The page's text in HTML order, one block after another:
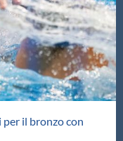
il bronzo con